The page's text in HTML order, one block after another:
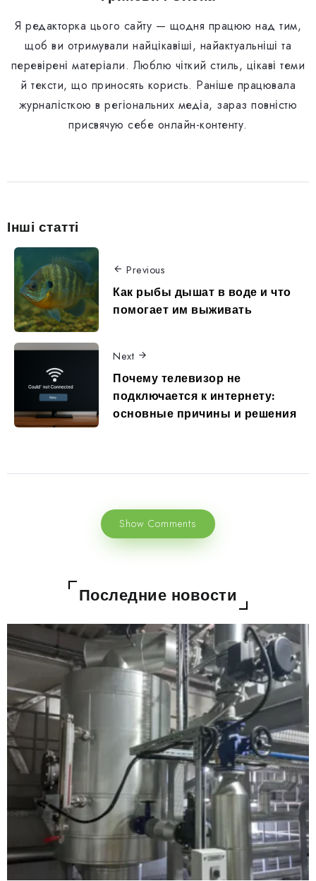
Я редакторка цього сайту — щодня працюю над тим,
щоб ви отримували найцікавіші, найактуальніші та
перевірені матеріали. Люблю чіткий стиль, цікаві теми
й тексти, що приносять користь. Раніше працювала
журналісткою в регіональних медіа, зараз повністю
присвячую себе онлайн-контенту.
Інші статті
Previous
Как рыбы дышат в воде и что
помогает им выживать
Next
Почему телевизор не
подключается к интернету:
основные причины и решения
Show Comments
Последние новости